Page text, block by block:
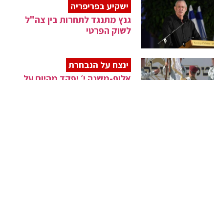
ישקיע בפריפריה
גנץ מתנגד לתחרות בין צה"ל
לשוק הפרטי
ינצח על הנבחרת
אלוף-משנה י׳ יפקד מהיום על